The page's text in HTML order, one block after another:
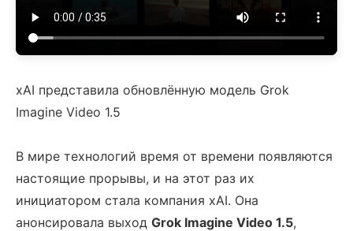
xAI представила обновлённую модель Grok
Imagine Video 1.5
В мире технологий время от времени появляются
настоящие прорывы, и на этот раз их
инициатором стала компания xAI. Она
анонсировала выход Grok Imagine Video 1.5,